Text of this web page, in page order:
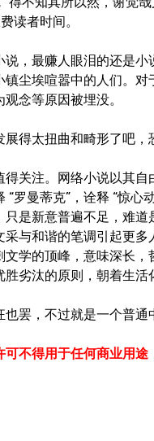
读者时间。
，最赚人眼泪的还是
尘埃喧嚣中的人们。
念等原因被埋没。
得太扭曲和畸形了吧，
关注。网络小说以其自
“罗曼蒂克”，诠释 “惊心
是新意普遍不足，难
与和谐的笔调引起更
学的顶峰，意味深长
劣汰的原则，朝着生活
罢，不过就是一个普通
不得用于任何商业用